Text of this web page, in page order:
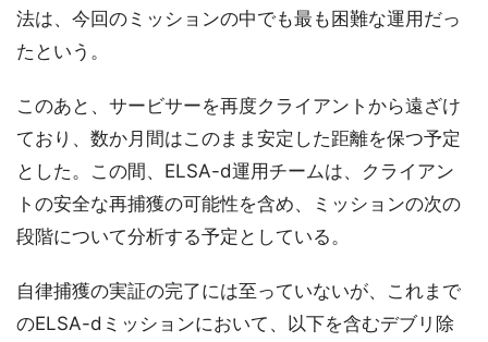
法は、今回のミッションの中でも最も困難な運用だっ
たという。
このあと、サービサーを再度クライアントから遠ざけ
ており、数か月間はこのまま安定した距離を保つ予定
とした。この間、ELSA-d運用チームは、クライアン
トの安全な再捕獲の可能性を含め、ミッションの次の
段階について分析する予定としている。
自律捕獲の実証の完了には至っていないが、これまで
のELSA-dミッションにおいて、以下を含むデブリ除